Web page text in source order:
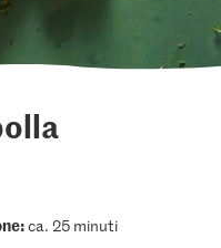
ca. 25 minuti